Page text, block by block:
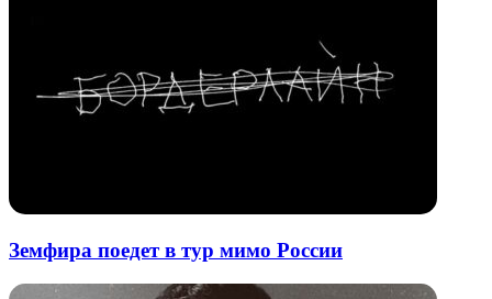
Земфира поедет в тур мимо России